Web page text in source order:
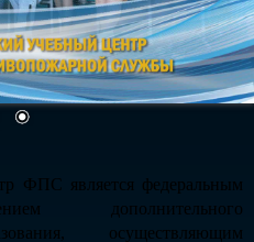
ФПС является федеральным
дополнительного
осуществляющим